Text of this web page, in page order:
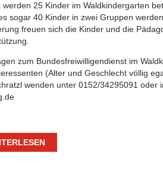
werden 25 Kinder im Waldkindergarten
sogar 40 Kinder in zwei Gruppen
freuen sich die Kinder und die
zum Bundesfreiwilligendienst im
(Alter und Geschlecht völlig
wenden unter 0152/34295091 oder